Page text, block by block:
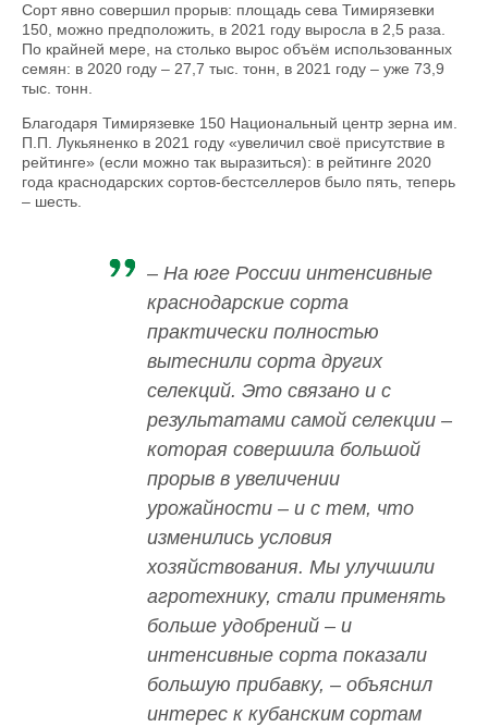
Сорт явно совершил прорыв: площадь сева Тимирязевки
150, можно предположить, в 2021 году выросла в 2,5 раза.
По крайней мере, на столько вырос объём использованных
семян: в 2020 году – 27,7 тыс. тонн, в 2021 году – уже 73,9
тыс. тонн.
Благодаря Тимирязевке 150 Национальный центр зерна им.
П.П. Лукьяненко в 2021 году «увеличил своё присутствие в
рейтинге» (если можно так выразиться): в рейтинге 2020
года краснодарских сортов-бестселлеров было пять, теперь
– шесть.
– На юге России интенсивные
краснодарские сорта
практически полностью
вытеснили сорта других
селекций. Это связано и с
результатами самой селекции –
которая совершила большой
прорыв в увеличении
урожайности – и с тем, что
изменились условия
хозяйствования. Мы улучшили
агротехнику, стали применять
больше удобрений – и
интенсивные сорта показали
большую прибавку, – объяснил
интерес к кубанским сортам